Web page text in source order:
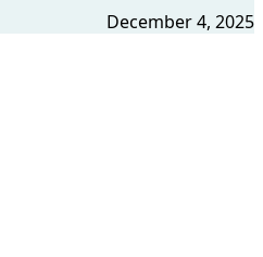
December 4, 2025